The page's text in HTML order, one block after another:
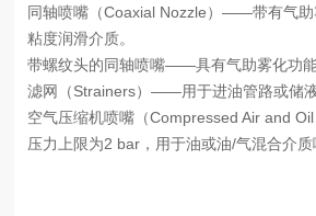
同轴喷嘴（Coaxial Nozzle）——带有气
粘度润滑介质。
带螺纹头的同轴喷嘴——具有气助雾化功能
滤网（Strainers）——用于进油管路或储
空气压缩机喷嘴（Compressed Air and
压力上限为2 bar，用于油或油/气混合介质